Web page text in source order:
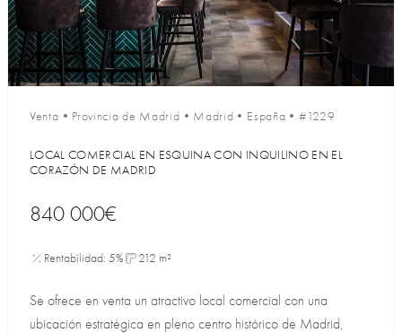
Venta • Provincia de Madrid • Madrid • España •#1229
LOCAL COMERCIAL EN ESQUINA CON INQUILINO EN EL
CORAZÓN DE MADRID
840 000€
Rentabilidad: 5% 212 m²
Se ofrece en venta un atractivo local comercial con una
ubicación estratégica en pleno centro histórico de Madrid,